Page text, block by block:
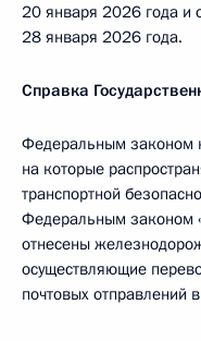
20 января 2026 года и
28 января 2026 года.
Справка
Федеральным законом
на которые
транспортной
Федеральным законом
отнесены
осуществляющие
почтовых отправлений